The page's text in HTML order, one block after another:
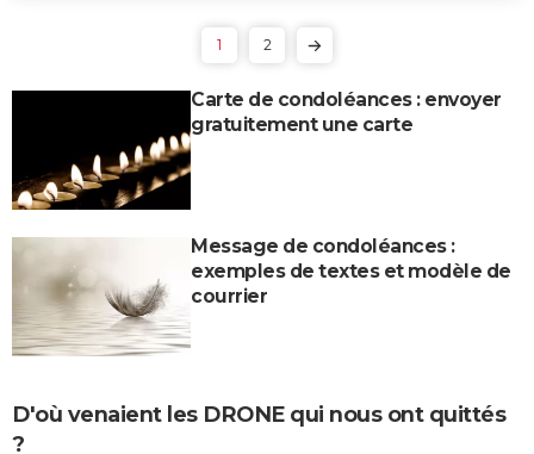
1 2
Carte de condoléances : envoyer
gratuitement une carte
Message de condoléances :
exemples de textes et modèle de
courrier
D'où venaient les DRONE qui nous ont quittés
?